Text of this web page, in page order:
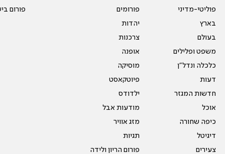
פוליטי-מדיני
בארץ
בעולם
משפט ופלילים
כלכלה ונדל"ן
דעות
חדשות המגזר
אוכל
כיפה שחורה
דיגיטל
צעירים
פורומים
יהדות
צרכנות
אופנה
מוסיקה
פיוטקאסט
ילדודס
מודעות אבל
מזג אוויר
תגיות
פורום הריון ולידה
פורום